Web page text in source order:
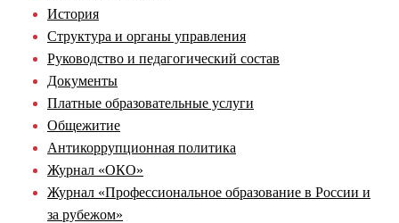
История
Структура и органы управления
Руководство и педагогический состав
Документы
Платные образовательные услуги
Общежитие
Антикоррупционная политика
Журнал «ОКО»
Журнал «Профессиональное образование в России и
за рубежом»